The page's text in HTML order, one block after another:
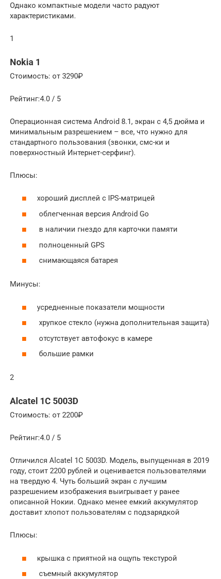
Однако компактные модели часто радуют
характеристиками.
1
Nokia 1
Стоимость: от 3290₽
Рейтинг:4.0 / 5
Операционная система Android 8.1, экран с 4,5 дюйма и
минимальным разрешением – все, что нужно для
стандартного пользования (звонки, смс-ки и
поверхностный Интернет-серфинг).
Плюсы:
хороший дисплей с IPS-матрицей
облегченная версия Android Go
в наличии гнездо для карточки памяти
полноценный GPS
снимающаяся батарея
Минусы:
усредненные показатели мощности
хрупкое стекло (нужна дополнительная защита)
отсутствует автофокус в камере
большие рамки
2
Alcatel 1C 5003D
Стоимость: от 2200₽
Рейтинг:4.0 / 5
Отличился Alcatel 1C 5003D. Модель, выпущенная в 2019
году, стоит 2200 рублей и оценивается пользователями
на твердую 4. Чуть больший экран с лучшим
разрешением изображения выигрывает у ранее
описанной Нокии. Однако менее емкий аккумулятор
доставит хлопот пользователям с подзарядкой
Плюсы:
крышка с приятной на ощупь текстурой
съемный аккумулятор